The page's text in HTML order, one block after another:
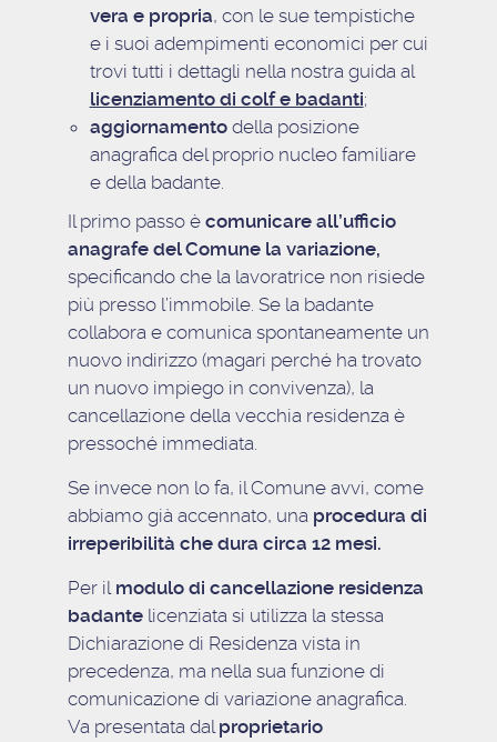
vera e propria, con le sue tempistiche
e i suoi adempimenti economici per cui
trovi tutti i dettagli nella nostra guida al
licenziamento di colf e badanti;
aggiornamentodella posizione
anagrafica del proprio nucleo familiare
e della badante.
Il primo passo ècomunicare all’ufficio
anagrafe del Comune la variazione,
specificando che la lavoratrice non risiede
più presso l’immobile. Se la badante
collabora e comunica spontaneamente un
nuovo indirizzo (magari perché ha trovato
un nuovo impiego in convivenza), la
cancellazione della vecchia residenza è
pressoché immediata.
Se invece non lo fa, il Comune avvi, come
abbiamo già accennato, una procedura di
irreperibilità che dura circa 12 mesi.
Per ilmodulo di cancellazione residenza
badantelicenziata si utilizza la stessa
Dichiarazione di Residenza vista in
precedenza, ma nella sua funzione di
comunicazione di variazione anagrafica.
Va presentata dalproprietario